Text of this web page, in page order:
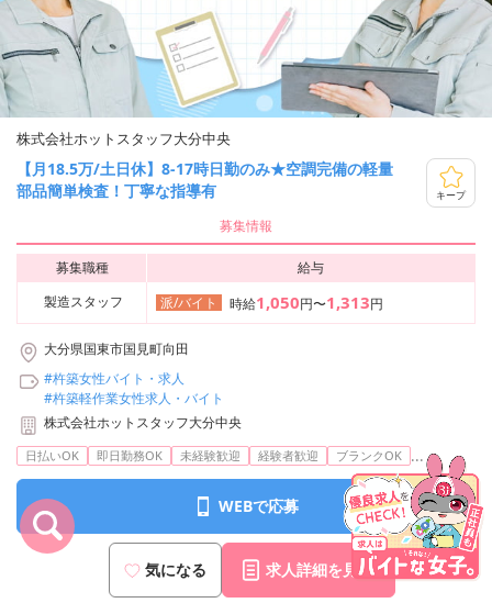
株式会社ホットスタッフ大分中央
【月18.5万/土日休】8-17時日勤のみ★空調完備の軽量
部品簡単検査！丁寧な指導有
キープ
募集情報
募集職種
給与
製造スタッフ
派/バイト 時給1,050円〜1,313円
大分県国東市国見町向田
#杵築女性バイト・求人
#杵築軽作業女性求人・バイト
株式会社ホットスタッフ大分中央
日払いOK 即日勤務OK 未経験歓迎 経験者歓迎 ブランクOK ...
WEBで応募
気になる 求人詳細を見る